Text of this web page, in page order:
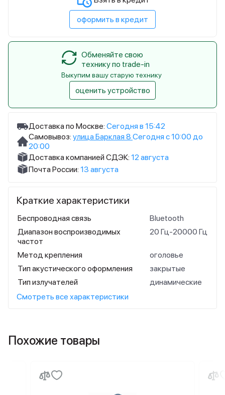
Доставка по Москве: Сегодня в 15:42
Самовывоз: улица Барклая 8 Сегодня с 10:00 до
20:00
Доставка компанией СДЭК: 12 августа
Почта России: 13 августа
Краткие характеристики
Беспроводная связь
Bluetooth
Диапазон воспроизводимых
частот
20 Гц-20000 Гц
Метод крепления
оголовье
Тип акустического оформления
закрытые
Тип излучателей
динамические
Смотреть все характеристики
оформить в кредит
Обменяйте свою
технику по trade-in
Выкупим вашу старую технику
оценить устройство
Похожие товары